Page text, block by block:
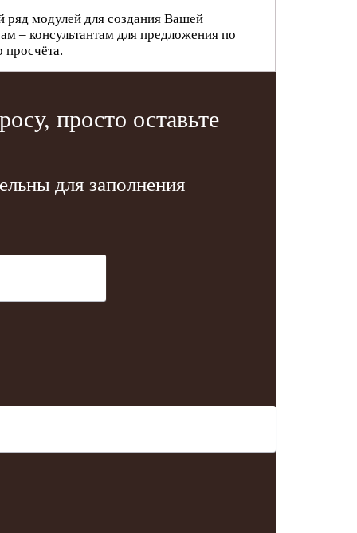
модулей для создания Вашей
– консультантам для предложения по
просчёта.
просто оставьте
для заполнения